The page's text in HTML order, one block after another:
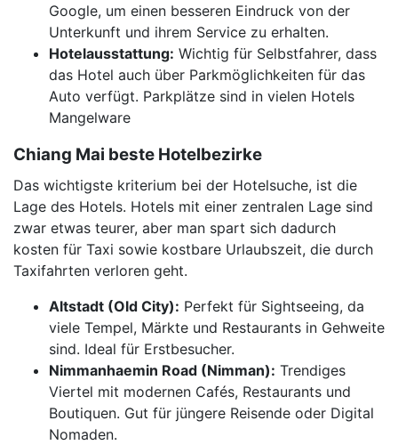
Google, um einen besseren Eindruck von der
Unterkunft und ihrem Service zu erhalten.
Hotelausstattung: Wichtig für Selbstfahrer, dass
das Hotel auch über Parkmöglichkeiten für das
Auto verfügt. Parkplätze sind in vielen Hotels
Mangelware
Chiang Mai beste Hotelbezirke
Das wichtigste kriterium bei der Hotelsuche, ist die
Lage des Hotels. Hotels mit einer zentralen Lage sind
zwar etwas teurer, aber man spart sich dadurch
kosten für Taxi sowie kostbare Urlaubszeit, die durch
Taxifahrten verloren geht.
Altstadt (Old City): Perfekt für Sightseeing, da
viele Tempel, Märkte und Restaurants in Gehweite
sind. Ideal für Erstbesucher.
Nimmanhaemin Road (Nimman): Trendiges
Viertel mit modernen Cafés, Restaurants und
Boutiquen. Gut für jüngere Reisende oder Digital
Nomaden.